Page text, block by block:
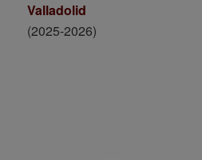
Valladolid
(2025-2026)